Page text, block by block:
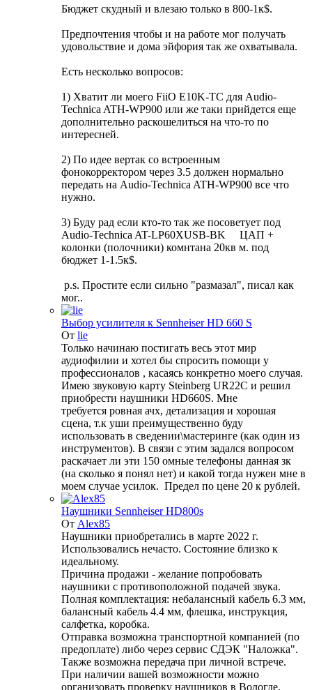
Бюджет скудный и влезаю только в 800-1к$.
Предпочтения чтобы и на работе мог получать
удовольствие и дома эйфория так же охватывала.
Есть несколько вопросов:
1) Хватит ли моего FiiO E10K-TC для Audio-
Technica ATH-WP900 или же таки прийдется еще
дополнительно раскошелиться на что-то по
интересней.
2) По идее вертак со встроенным
фонокорректором через 3.5 должен нормально
передать на Audio-Technica ATH-WP900 все что
нужно.
3) Буду рад если кто-то так же посоветует под
Audio-Technica AT-LP60XUSB-BK ЦАП +
колонки (полочники) комнтана 20кв м. под
бюджет 1-1.5к$.
p.s. Простите если сильно "размазал", писал как
мог..
Выбор усилителя к Sennheiser HD 660 S
От lie
Только начинаю постигать весь этот мир
аудиофилии и хотел бы спросить помощи у
профессионалов , касаясь конкретно моего случая.
Имею звуковую карту Steinberg UR22C и решил
приобрести наушники HD660S. Мне
требуется ровная ачх, детализация и хорошая
сцена, т.к уши преимущественно буду
использовать в сведении\мастеринге (как один из
инструментов). В связи с этим задался вопросом
раскачает ли эти 150 омные телефоны данная зк
(на сколько я понял нет) и какой тогда нужен мне в
моем случае усилок. Предел по цене 20 к рублей.
Наушники Sennheiser HD800s
От Alex85
Наушники приобретались в марте 2022 г.
Использовались нечасто. Состояние близко к
идеальному.
Причина продажи - желание попробовать
наушники с противоположной подачей звука.
Полная комплектация: небалансный кабель 6.3 мм,
балансный кабель 4.4 мм, флешка, инструкция,
салфетка, коробка.
Отправка возможна транспортной компанией (по
предоплате) либо через сервис СДЭК "Наложка".
Также возможна передача при личной встрече.
При наличии вашей возможности можно
организовать проверку наушников в Вологде.